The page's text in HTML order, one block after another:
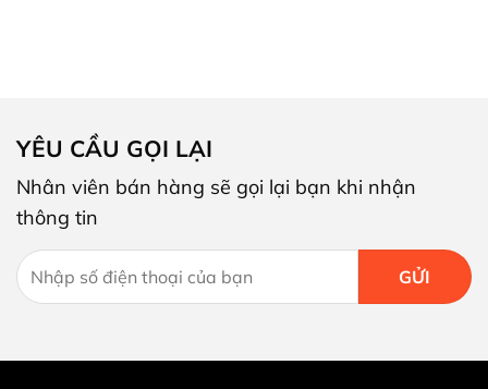
YÊU CẦU GỌI LẠI
Nhân viên bán hàng sẽ gọi lại bạn khi nhận
thông tin